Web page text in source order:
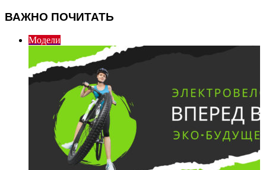
ВАЖНО ПОЧИТАТЬ
Модели